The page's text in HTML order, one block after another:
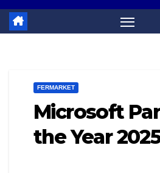
FERMARKET
Microsoft
the Year